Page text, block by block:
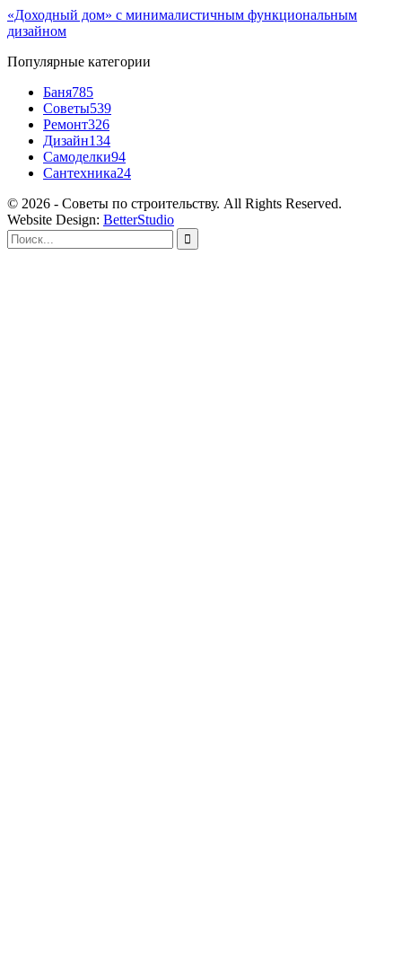
«Доходный дом» с минималистичным функциональным
дизайном
Популярные категории
Баня785
Советы539
Ремонт326
Дизайн134
Самоделки94
Сантехника24
© 2026 - Советы по строительству. All Rights Reserved.
Website Design: BetterStudio